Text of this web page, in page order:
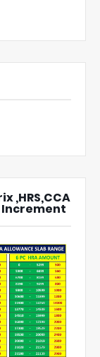
,HRS,CCA
Increment